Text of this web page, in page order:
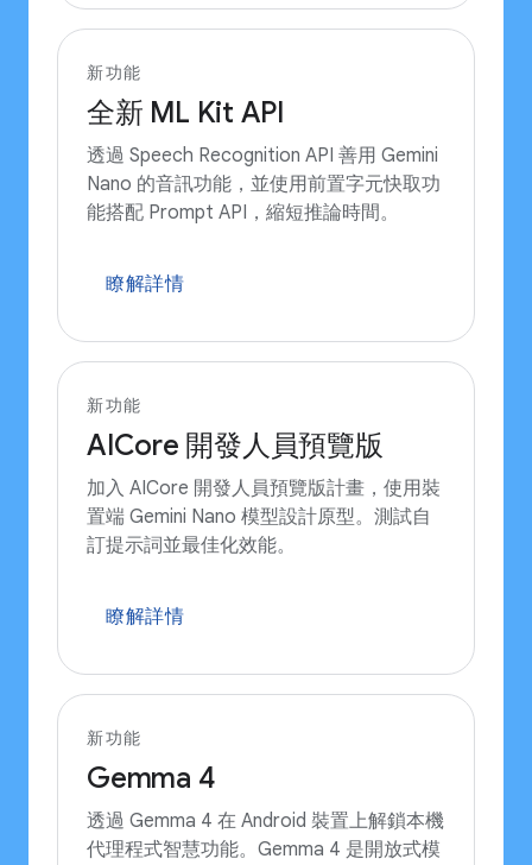
新功能
全新 ML Kit API
透過 Speech Recognition API 善用 Gemini
Nano 的音訊功能，並使用前置字元快取功
能搭配 Prompt API，縮短推論時間。
瞭解詳情
新功能
AICore 開發人員預覽版
加入 AICore 開發人員預覽版計畫，使用裝
置端 Gemini Nano 模型設計原型。測試自
訂提示詞並最佳化效能。
瞭解詳情
新功能
Gemma 4
透過 Gemma 4 在 Android 裝置上解鎖本機
代理程式智慧功能。Gemma 4 是開放式模